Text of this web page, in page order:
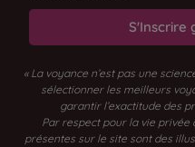
S'Inscrire
« La voyance n’est pas une
sélectionner les meilleurs
garantir l’exactitude des
Par respect pour la vie privée
présentes sur le site sont des